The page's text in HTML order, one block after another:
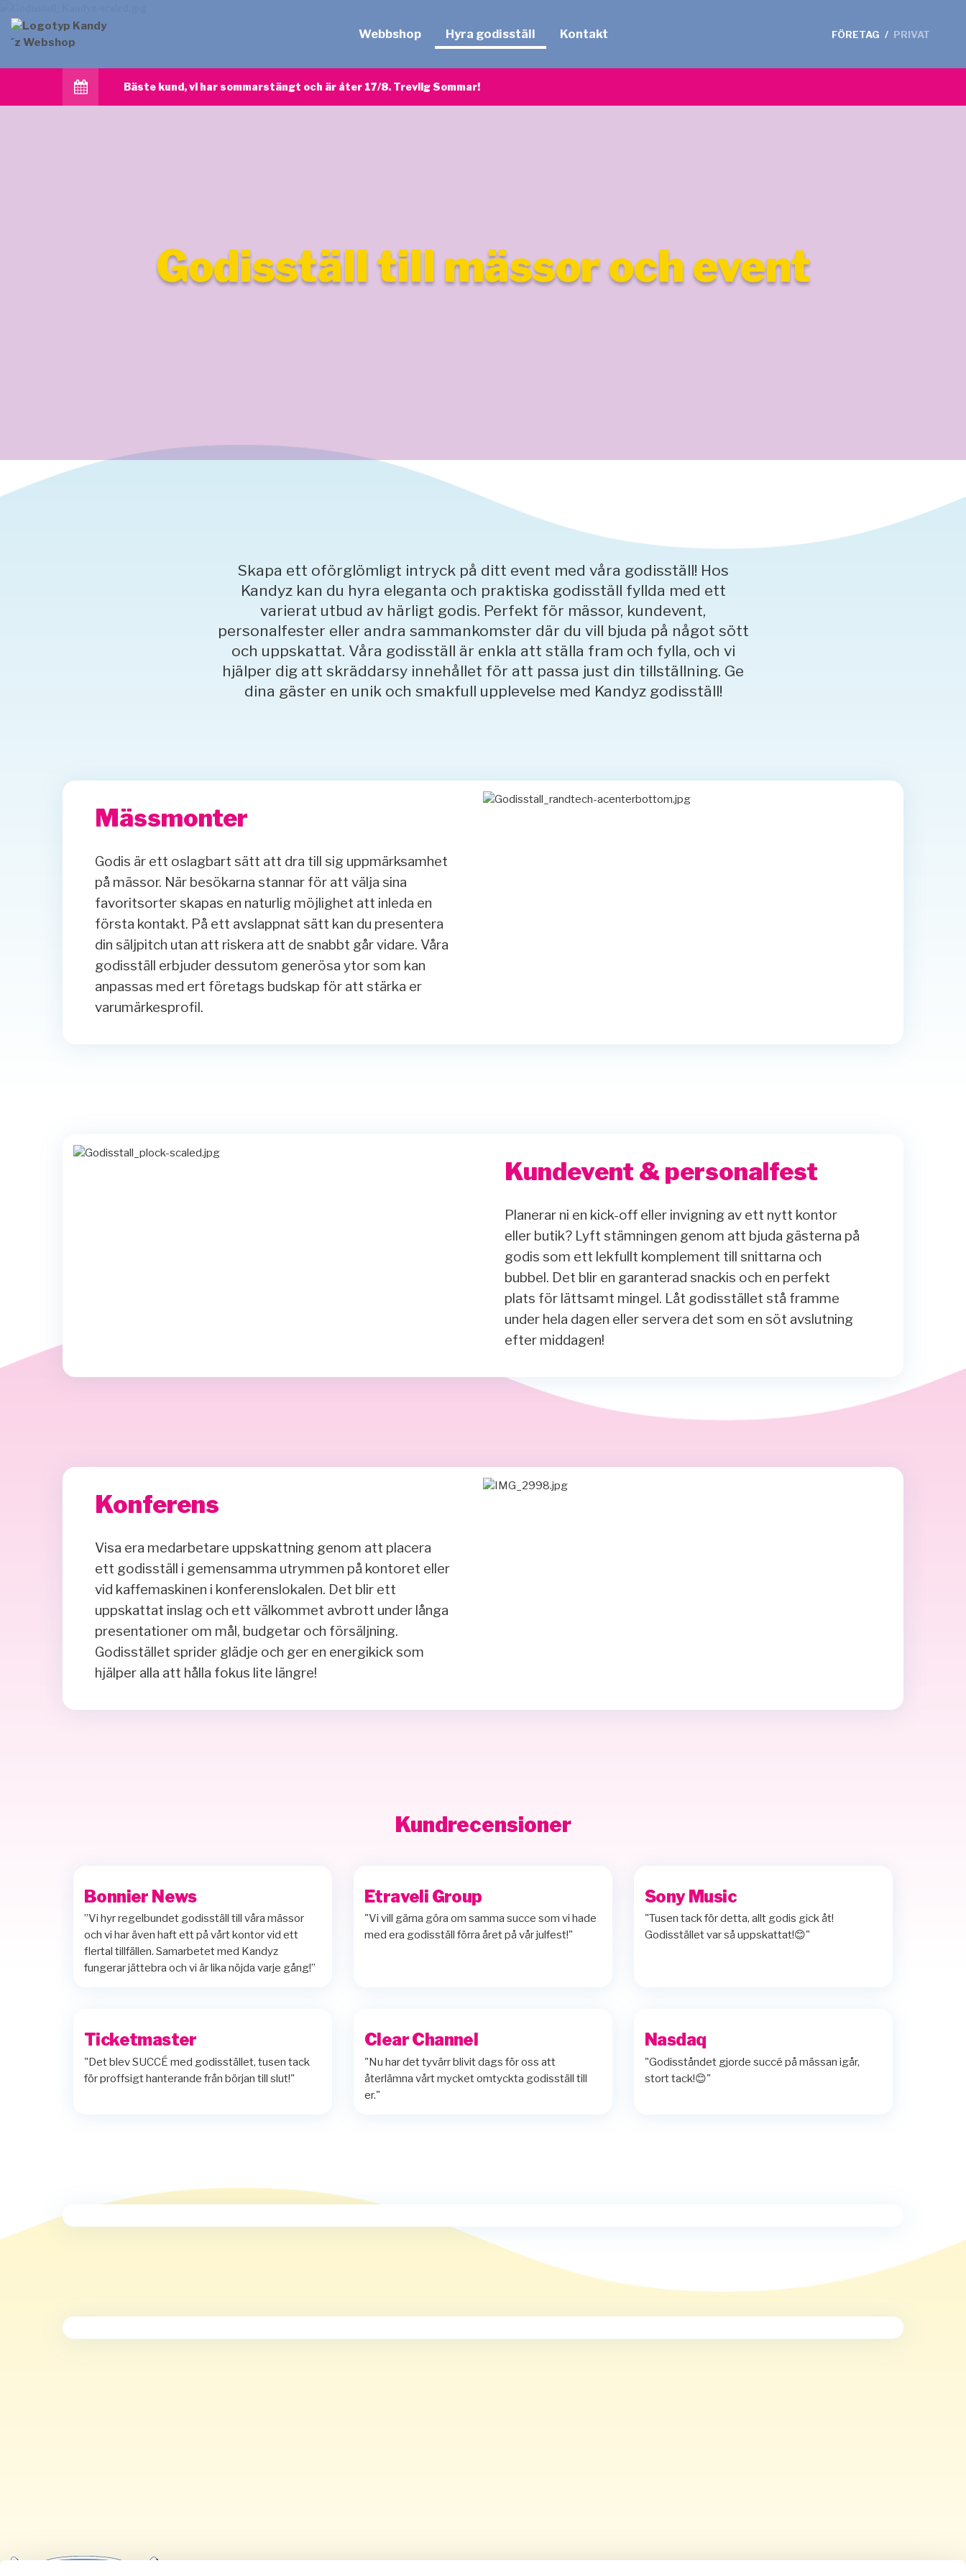
PRIVAT
/
FÖRETAG
Webbshop Hyra godisställ Kontakt
Bäste kund, vi har sommarstängt och är åter 17/8. Trevlig Sommar!
Godisställ till mässor och event
Skapa ett oförglömligt intryck på ditt event med våra godisställ! Hos
Kandyz kan du hyra eleganta och praktiska godisställ fyllda med ett
varierat utbud av härligt godis. Perfekt för mässor, kundevent,
personalfester eller andra sammankomster där du vill bjuda på något sött
och uppskattat. Våra godisställ är enkla att ställa fram och fylla, och vi
hjälper dig att skräddarsy innehållet för att passa just din tillställning. Ge
dina gäster en unik och smakfull upplevelse med Kandyz godisställ!
Mässmonter
Godis är ett oslagbart sätt att dra till sig uppmärksamhet
på mässor. När besökarna stannar för att välja sina
favoritsorter skapas en naturlig möjlighet att inleda en
första kontakt. På ett avslappnat sätt kan du presentera
din säljpitch utan att riskera att de snabbt går vidare. Våra
godisställ erbjuder dessutom generösa ytor som kan
anpassas med ert företags budskap för att stärka er
varumärkesprofil.
Kundevent & personalfest
Planerar ni en kick-off eller invigning av ett nytt kontor
eller butik? Lyft stämningen genom att bjuda gästerna på
godis som ett lekfullt komplement till snittarna och
bubbel. Det blir en garanterad snackis och en perfekt
plats för lättsamt mingel. Låt godisstället stå framme
under hela dagen eller servera det som en söt avslutning
efter middagen!
Konferens
Visa era medarbetare uppskattning genom att placera
ett godisställ i gemensamma utrymmen på kontoret eller
vid kaffemaskinen i konferenslokalen. Det blir ett
uppskattat inslag och ett välkommet avbrott under långa
presentationer om mål, budgetar och försäljning.
Godisstället sprider glädje och ger en energikick som
hjälper alla att hålla fokus lite längre!
Kundrecensioner
Bonnier News
”Vi hyr regelbundet godisställ till våra mässor
och vi har även haft ett på vårt kontor vid ett
flertal tillfällen. Samarbetet med Kandyz
fungerar jättebra och vi är lika nöjda varje gång!”
Etraveli Group
"Vi vill gärna göra om samma succe som vi hade
med era godisställ förra året på vår julfest!"
Sony Music
"Tusen tack för detta, allt godis gick åt!
Godisstället var så uppskattat!😊"
Ticketmaster
"Det blev SUCCÉ med godisstället, tusen tack
för proffsigt hanterande från början till slut!"
Clear Channel
"Nu har det tyvärr blivit dags för oss att
återlämna vårt mycket omtyckta godisställ till
er."
Nasdaq
"Godisståndet gjorde succé på mässan igår,
stort tack!😊"